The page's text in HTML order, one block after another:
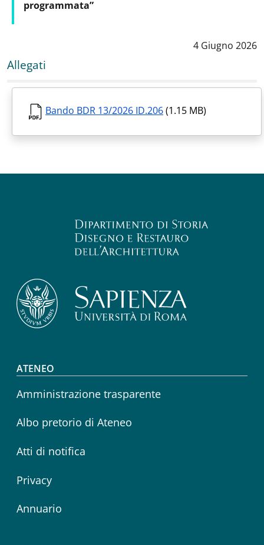
programmata”
Data notizia:
4 Giugno 2026
Allegati
Bando BDR 13/2026 ID.206(1.15 MB)
Footer menu
ATENEO
Amministrazione trasparente
Albo pretorio di Ateneo
Atti di notifica
Privacy
Annuario